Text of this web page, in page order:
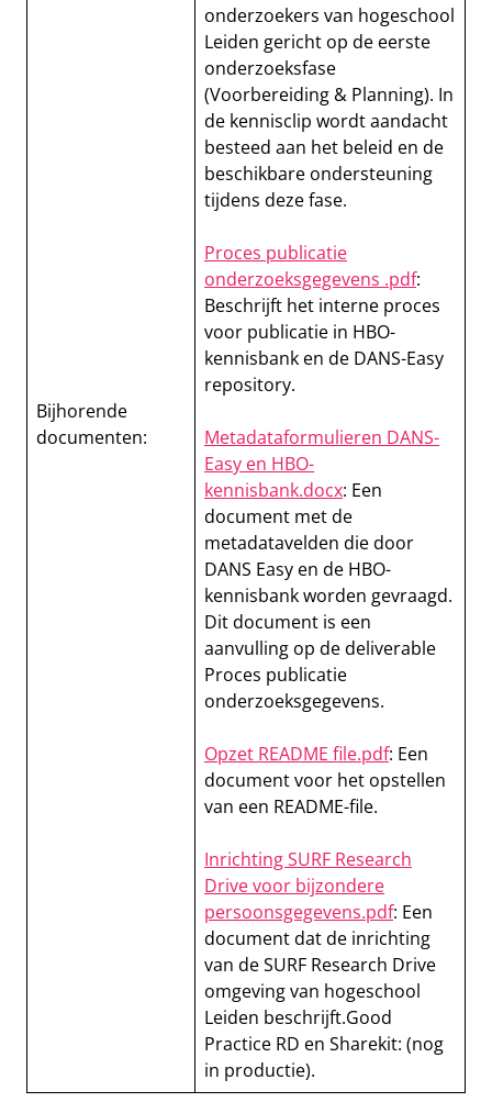
Bijhorende
documenten:
onderzoekers van hogeschool
Leiden gericht op de eerste
onderzoeksfase
(Voorbereiding & Planning). In
de kennisclip wordt aandacht
besteed aan het beleid en de
beschikbare ondersteuning
tijdens deze fase.
Proces publicatie
onderzoeksgegevens .pdf:
Beschrijft het interne proces
voor publicatie in HBO-
kennisbank en de DANS-Easy
repository.
Metadataformulieren DANS-
Easy en HBO-
kennisbank.docx: Een
document met de
metadatavelden die door
DANS Easy en de HBO-
kennisbank worden gevraagd.
Dit document is een
aanvulling op de deliverable
Proces publicatie
onderzoeksgegevens.
Opzet README file.pdf: Een
document voor het opstellen
van een README-file.
Inrichting SURF Research
Drive voor bijzondere
persoonsgegevens.pdf: Een
document dat de inrichting
van de SURF Research Drive
omgeving van hogeschool
Leiden beschrijft.Good
Practice RD en Sharekit: (nog
in productie).